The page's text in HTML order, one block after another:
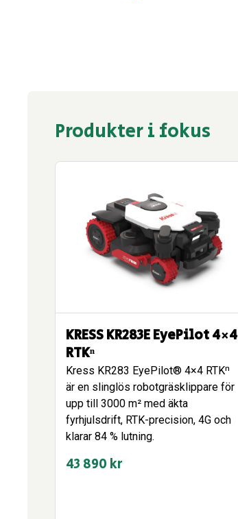
Produkter i fokus
KRESS KR283E EyePilot 4×4
RTKⁿ
Kress KR283 EyePilot® 4×4 RTKⁿ
är en slinglös robotgräsklippare för
upp till 3000 m² med äkta
fyrhjulsdrift, RTK-precision, 4G och
klarar 84 % lutning.
43 890 kr